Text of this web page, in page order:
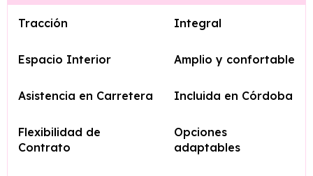
Tracción Integral
Espacio Interior Amplio y confortable
Asistencia en Carretera Incluida en Córdoba
Flexibilidad de
Contrato
Opciones
adaptables